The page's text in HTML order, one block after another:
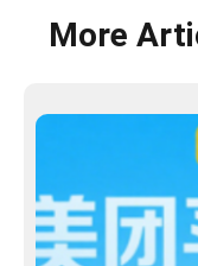
More